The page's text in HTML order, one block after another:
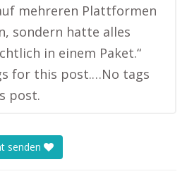
mehreren Plattformen
sondern hatte alles
in einem Paket.“
for this post.…No tags
post.
senden